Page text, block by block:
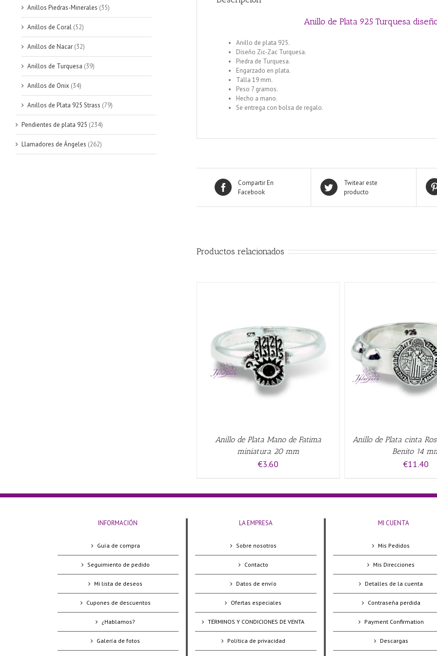
Anillo de Plata 925 Turquesa
Anillo de plata 925.
Diseño Zic-Zac Turquesa.
Piedra de Turquesa.
Engarzado en plata.
Talla 19 mm.
Peso 7 gramos.
Hecho a mano.
Se entrega con bolsa de regalo.
Compartir En
Facebook
Twitear este
producto
Productos relacionados
Anillo de Plata Mano de Fatima
miniatura 20 mm
€3.60
QUICK VIEW
Anillo de Plata cinta
Benito 14
€11.40
QUICK
Anillos Piedras-Minerales (35)
Anillos de Coral (52)
Anillos de Nacar (32)
Anillos de Turquesa (39)
Anillos de Onix (34)
Anillos de Plata 925 Strass (79)
Pendientes de plata 925 (234)
Llamadores de Ángeles (262)
INFORMACIÓN
Guía de compra
Seguimiento de pedido
Mi lista de deseos
Cupones de descuentos
¿Hablamos?
Galería de fotos
LA EMPRESA
Sobre nosotros
Contacto
Datos de envío
Ofertas especiales
TÉRMINOS Y CONDICIONES DE VENTA
Política de privacidad
MI CUENTA
Mis Pedidos
Mis Direcciones
Detalles de la cuenta
Contraseña perdida
Payment Confirmation
Descargas